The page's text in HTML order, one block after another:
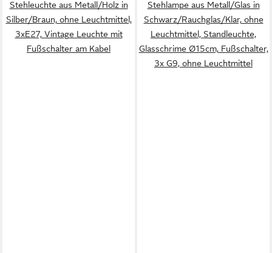
Stehleuchte aus Metall/Holz in
Silber/Braun, ohne Leuchtmittel,
3xE27, Vintage Leuchte mit
Fußschalter am Kabel
Stehlampe aus Metall/Glas in
Schwarz/Rauchglas/Klar, ohne
Leuchtmittel, Standleuchte,
Glasschrime Ø15cm, Fußschalter,
3x G9, ohne Leuchtmittel